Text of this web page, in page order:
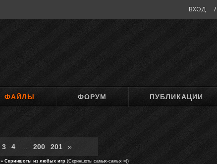
ВХОД /
ФАЙЛЫ ФОРУМ ПУБЛИКАЦИИ
3 4 200 201 »
» Скриншоты из любых игр (Скриншоты самых-самых =))